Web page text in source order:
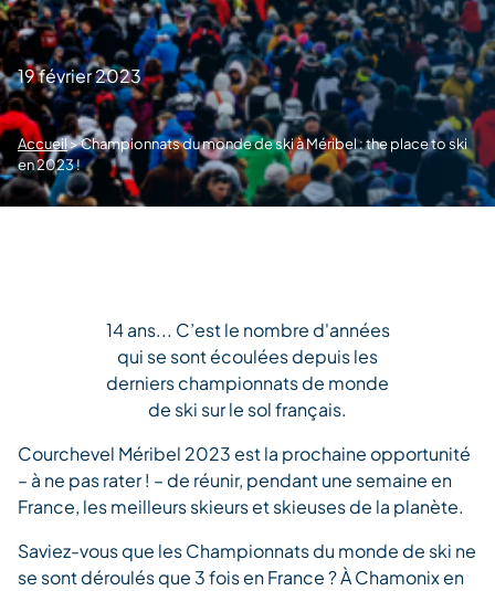
19 février 2023
Accueil>Championnats du monde de ski à Méribel : the place to ski
en 2023 !
14 ans... C’est le nombre d'années
qui se sont écoulées depuis les
derniers championnats de monde
de ski sur le sol français.
Courchevel Méribel 2023 est la prochaine opportunité
– à ne pas rater ! – de réunir, pendant une semaine en
France, les meilleurs skieurs et skieuses de la planète.
Saviez-vous que les Championnats du monde de ski ne
se sont déroulés que 3 fois en France ? À Chamonix en